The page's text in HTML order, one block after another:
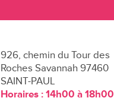
926, chemin du Tour des
Roches Savannah 97460
SAINT-PAUL
Horaires : 14h00 à 18h00